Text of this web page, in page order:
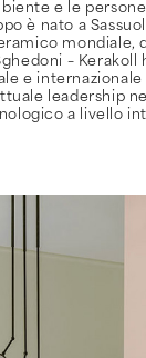
e le
è nato a
mondiale,
– Kerakoll
e
leadership
a livello